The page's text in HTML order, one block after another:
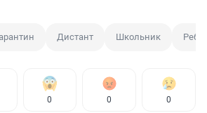
Дистант Школьник
0 0 0